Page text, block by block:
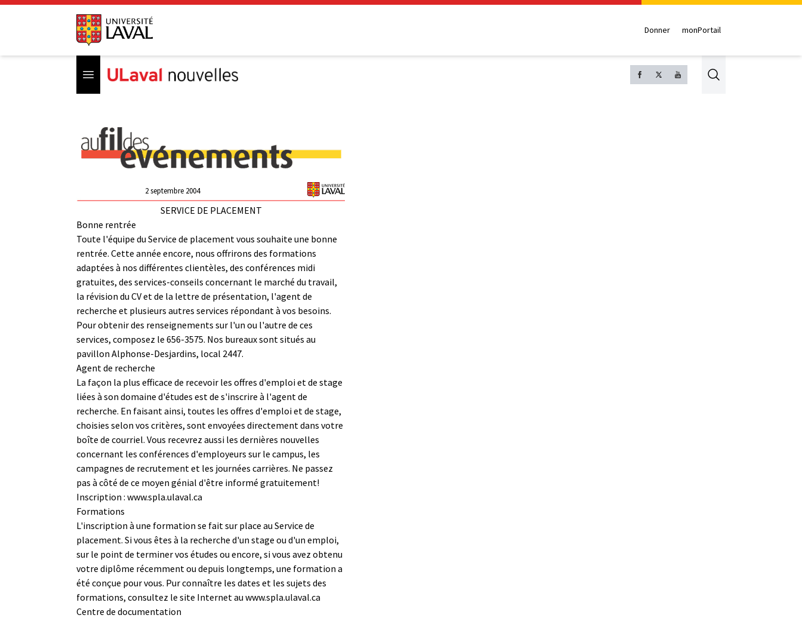
Donner monPortail
Open menu Search
2 septembre 2004
SERVICE DE PLACEMENT
Bonne rentrée
Toute l'équipe du Service de placement vous souhaite une bonne
rentrée. Cette année encore, nous offrirons des formations
adaptées à nos différentes clientèles, des conférences midi
gratuites, des services-conseils concernant le marché du travail,
la révision du CV et de la lettre de présentation, l'agent de
recherche et plusieurs autres services répondant à vos besoins.
Pour obtenir des renseignements sur l'un ou l'autre de ces
services, composez le 656-3575. Nos bureaux sont situés au
pavillon Alphonse-Desjardins, local 2447.
Agent de recherche
La façon la plus efficace de recevoir les offres d'emploi et de stage
liées à son domaine d'études est de s'inscrire à l'agent de
recherche. En faisant ainsi, toutes les offres d'emploi et de stage,
choisies selon vos critères, sont envoyées directement dans votre
boîte de courriel. Vous recevrez aussi les dernières nouvelles
concernant les conférences d'employeurs sur le campus, les
campagnes de recrutement et les journées carrières. Ne passez
pas à côté de ce moyen génial d'être informé gratuitement!
Inscription : www.spla.ulaval.ca
Formations
L'inscription à une formation se fait sur place au Service de
placement. Si vous êtes à la recherche d'un stage ou d'un emploi,
sur le point de terminer vos études ou encore, si vous avez obtenu
votre diplôme récemment ou depuis longtemps, une formation a
été conçue pour vous. Pur connaître les dates et les sujets des
formations, consultez le site Internet au www.spla.ulaval.ca
Centre de documentation